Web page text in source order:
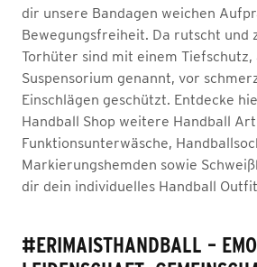
dir unsere Bandagen weichen
Bewegungsfreiheit. Da rutscht und
Torhüter sind mit einem Tiefschutz,
Suspensorium genannt, vor
Einschlägen geschützt. Entdecke
Handball Shop weitere Handball
Funktionsunterwäsche,
Markierungshemden sowie
dir dein individuelles Handball
#ERIMAISTHANDBALL –